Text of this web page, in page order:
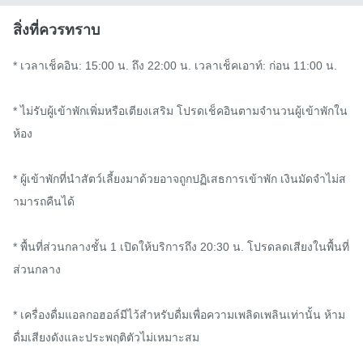
สิ่งที่ควรทราบ
* เวลาเช็คอิน: 15:00 น. ถึง 22:00 น. เวลาเช็คเอาท์: ก่อน 11:00 น.
* ไม่รับผู้เข้าพักเพิ่มหรือเตียงเสริม โปรดเช็คอินตามจำนวนผู้เข้าพักใน
ห้อง
* ผู้เข้าพักที่นำสัตว์เลี้ยงมาด้วยอาจถูกปฏิเสธการเข้าพัก เงินมัดจำไม่ส
ามารถคืนได้
* พื้นที่ส่วนกลางชั้น 1 เปิดให้บริการถึง 20:30 น. โปรดลดเสียงในพื้นที่
ส่วนกลาง
* เครื่องดื่มแอลกอฮอล์มีไว้สำหรับดื่มเพื่อความเพลิดเพลินเท่านั้น ห้าม
ดื่มเสียงดังและประพฤติตัวไม่เหมาะสม